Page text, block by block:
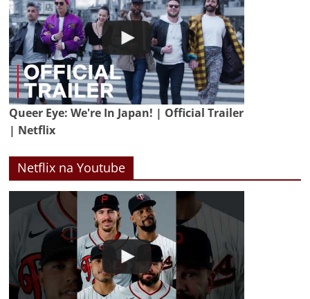
Queer Eye: We're In Japan! | Official Trailer
| Netflix
Netflix na Youtube